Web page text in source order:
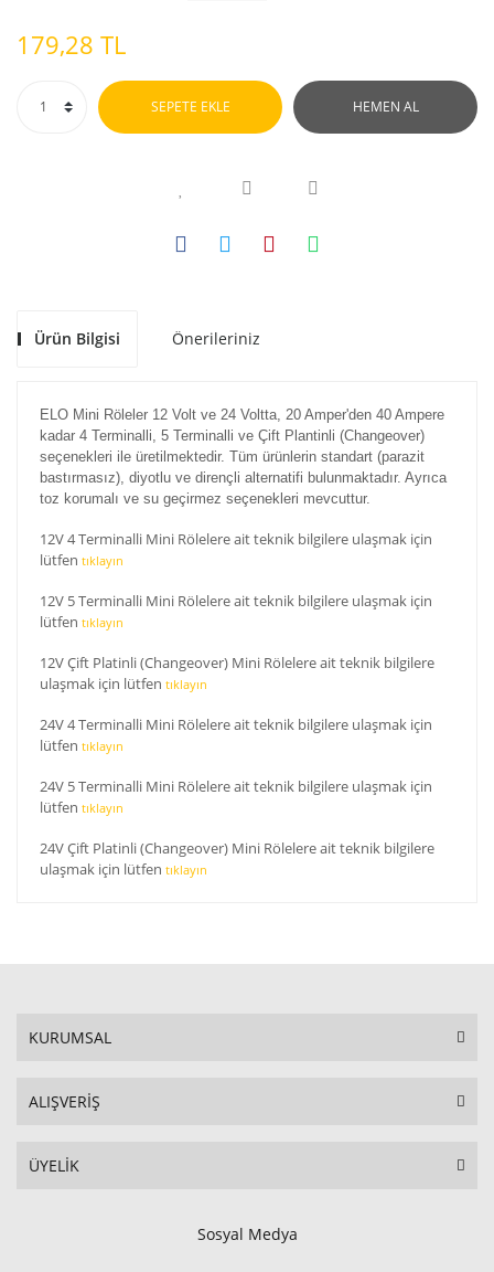
179,28 TL
SEPETE EKLE HEMEN AL
Ürün Bilgisi Önerileriniz
ELO Mini Röleler 12 Volt ve 24 Voltta, 20 Amper'den 40 Ampere
kadar 4 Terminalli, 5 Terminalli ve Çift Plantinli (Changeover)
seçenekleri ile üretilmektedir. Tüm ürünlerin standart (parazit
bastırmasız), diyotlu ve dirençli alternatifi bulunmaktadır. Ayrıca
toz korumalı ve su geçirmez seçenekleri mevcuttur.
12V 4 Terminalli Mini Rölelere ait teknik bilgilere ulaşmak için
lütfen tıklayın
12V 5 Terminalli Mini Rölelere ait teknik bilgilere ulaşmak için
lütfen tıklayın
12V Çift Platinli (Changeover) Mini Rölelere ait teknik bilgilere
ulaşmak için lütfen tıklayın
24V 4 Terminalli Mini Rölelere ait teknik bilgilere ulaşmak için
lütfen tıklayın
24V 5 Terminalli Mini Rölelere ait teknik bilgilere ulaşmak için
lütfen tıklayın
24V Çift Platinli (Changeover) Mini Rölelere ait teknik bilgilere
ulaşmak için lütfen tıklayın
KURUMSAL
ALIŞVERİŞ
ÜYELİK
Sosyal Medya